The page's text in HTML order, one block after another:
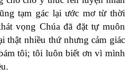
tạm gác lại ước mơ từ thời
vọng Chúa đã đặt tự muôn
thật nhiều thứ nhưng cảm giác
tôi; tôi luôn biết ơn vì mình